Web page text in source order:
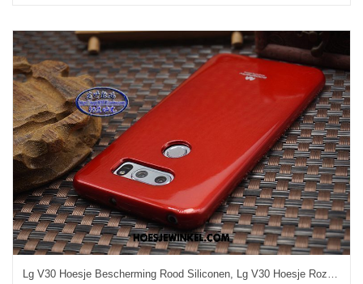
Lg V30 Hoesje Bescherming Rood Siliconen, Lg V30 Hoesje Roze Doorzichtig